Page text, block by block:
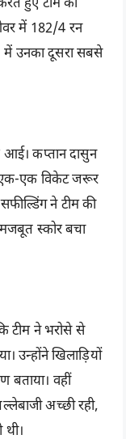
हुए टीम को
में 182/4 रन
में उनका दूसरा सबसे
आई। कप्तान दासुन
एक-एक विकेट जरूर
ने टीम की
स्कोर बचा
टीम ने भरोसे से
उन्होंने खिलाड़ियों
बताया। वहीं
अच्छी रही,